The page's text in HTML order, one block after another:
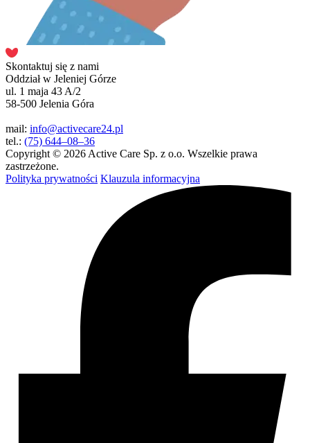
Skontaktuj się z nami
Oddział w Jeleniej Górze
ul. 1 maja 43 A/2
58-500 Jelenia Góra
mail: info@activecare24.pl
tel.: (75) 644–08–36
Copyright © 2026 Active Care Sp. z o.o. Wszelkie prawa
zastrzeżone.
Polityka prywatności Klauzula informacyjna